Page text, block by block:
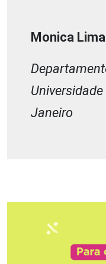
Monica Lima
Janeiro